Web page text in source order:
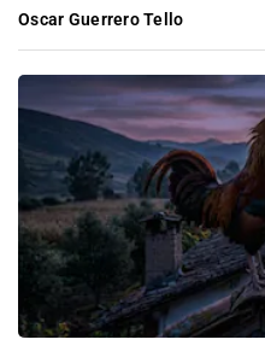
Oscar Guerrero Tello